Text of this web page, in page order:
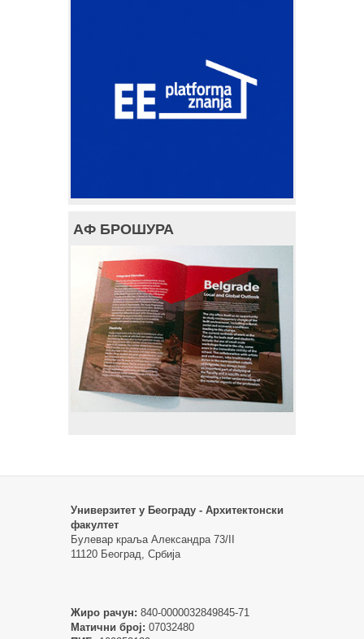
АФ БРОШУРА
Универзитет у Београду - Архитектонски
факултет
Булевар краља Александра 73/II
11120 Београд, Србија
Жиро рачун: 840-0000032849845-71
Матични број: 07032480